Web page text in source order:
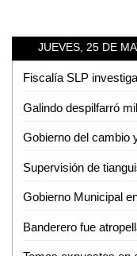
JUEVES, 25 DE
Fiscalía SLP
Galindo despilfarró